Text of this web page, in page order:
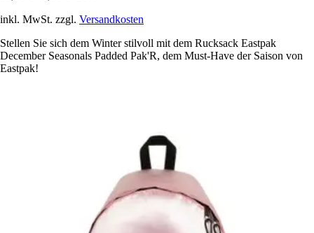
inkl. MwSt. zzgl. Versandkosten
Stellen Sie sich dem Winter stilvoll mit dem Rucksack Eastpak
December Seasonals Padded Pak'R, dem Must-Have der Saison von
Eastpak!